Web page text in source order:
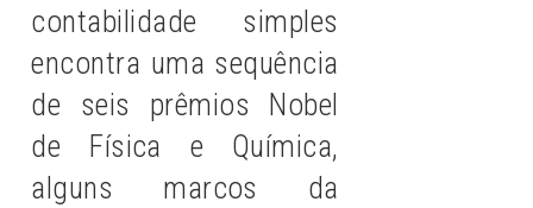
contabilidade simples
encontra uma sequência
de seis prêmios Nobel
de Física e Química,
alguns marcos da